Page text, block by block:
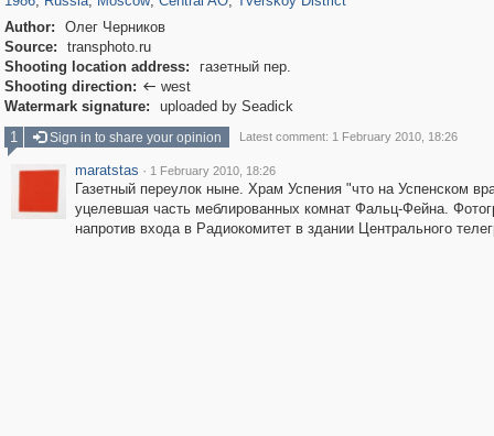
Author:
Олег Черников
Source:
transphoto.ru
Shooting location address:
газетный пер.
Shooting direction:  west
Watermark signature:
uploaded by Seadick
1
Sign in to share your opinion Latest comment: 1 February 2010, 18:26
maratstas · 1 February 2010, 18:26
Газетный переулок ныне. Храм Успения "что на Успенском
уцелевшая часть меблированных комнат Фальц-Фейна.
напротив входа в Радиокомитет в здании Центрального